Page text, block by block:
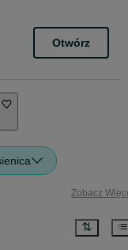
Otwórz
Zobacz